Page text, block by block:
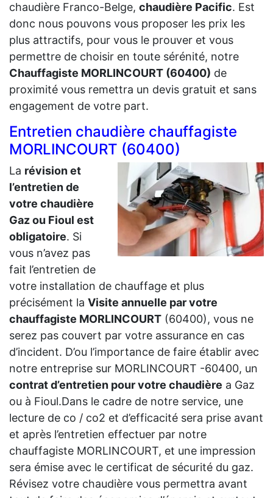
chaudière Franco-Belge, chaudière Pacific. Est
donc nous pouvons vous proposer les prix les
plus attractifs, pour vous le prouver et vous
permettre de choisir en toute sérénité, notre
Chauffagiste MORLINCOURT (60400) de
proximité vous remettra un devis gratuit et sans
engagement de votre part.
Entretien chaudière chauffagiste
MORLINCOURT (60400)
La révision et
l’entretien de
votre chaudière
Gaz ou Fioul est
obligatoire. Si
vous n’avez pas
fait l’entretien de
votre installation de chauffage et plus
précisément la Visite annuelle par votre
chauffagiste MORLINCOURT (60400), vous ne
serez pas couvert par votre assurance en cas
d’incident. D’ou l’importance de faire établir avec
notre entreprise sur MORLINCOURT -60400, un
contrat d’entretien pour votre chaudière a Gaz
ou à Fioul.Dans le cadre de notre service, une
lecture de co / co2 et d’efficacité sera prise avant
et après l’entretien effectuer par notre
chauffagiste MORLINCOURT, et une impression
sera émise avec le certificat de sécurité du gaz.
Révisez votre chaudière vous permettra avant